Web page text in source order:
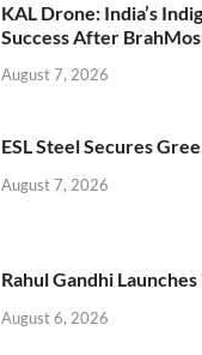
KAL Drone: India’s
Success After BrahMos
August 7, 2026
ESL Steel Secures
August 7, 2026
Rahul Gandhi
August 6, 2026